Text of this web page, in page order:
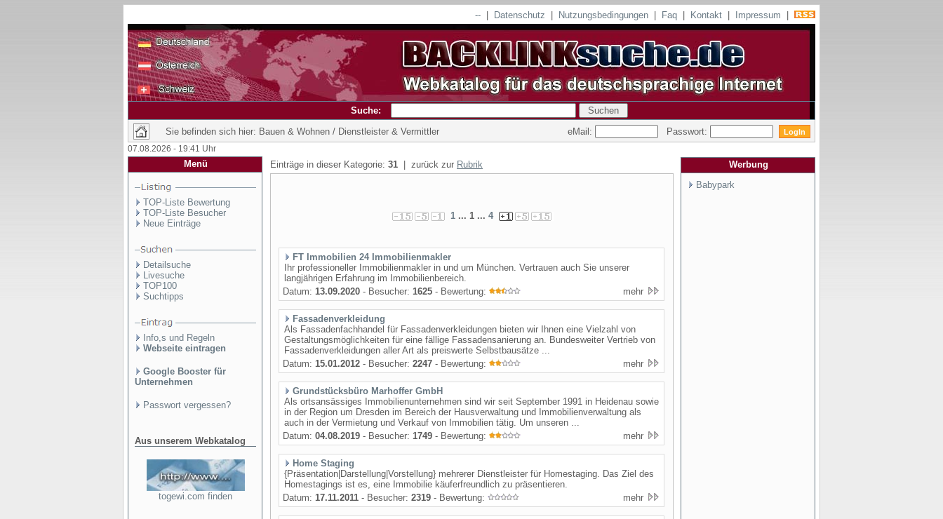
-- Datenschutz Nutzungsbedingungen Faq Kontakt Impressum
Suche:
Sie befinden sich hier: Bauen & Wohnen / Dienstleister & Vermittler
eMail: Passwort:
07.08.2026 - 19:41 Uhr
Menü
TOP-Liste Bewertung
TOP-Liste Besucher
Neue Einträge
Detailsuche
Livesuche
TOP100
Suchtipps
Info,s und Regeln
Webseite eintragen
Google Booster für
Unternehmen
Passwort vergessen?
Aus unserem Webkatalog
togewi.com finden
Einträge in dieser Kategorie: 31 | zurück zur Rubrik
1... 1 ... 4
FT Immobilien 24 Immobilienmakler
Ihr professioneller Immobilienmakler in und um München. Vertrauen auch Sie unserer
langjährigen Erfahrung im Immobilienbereich.
Datum: 13.09.2020 - Besucher: 1625 - Bewertung: mehr
Fassadenverkleidung
Als Fassadenfachhandel für Fassadenverkleidungen bieten wir Ihnen eine Vielzahl von
Gestaltungsmöglichkeiten für eine fällige Fassadensanierung an. Bundesweiter Vertrieb von
Fassadenverkleidungen aller Art als preiswerte Selbstbausätze ...
Datum: 15.01.2012 - Besucher: 2247 - Bewertung: mehr
Grundstücksbüro Marhoffer GmbH
Als ortsansässiges Immobilienunternehmen sind wir seit September 1991 in Heidenau sowie
in der Region um Dresden im Bereich der Hausverwaltung und Immobilienverwaltung als
auch in der Vermietung und Verkauf von Immobilien tätig. Um unseren ...
Datum: 04.08.2019 - Besucher: 1749 - Bewertung: mehr
Home Staging
{Präsentation|Darstellung|Vorstellung} mehrerer Dienstleister für Homestaging. Das Ziel des
Homestagings ist es, eine Immobilie käuferfreundlich zu präsentieren.
Datum: 17.11.2011 - Besucher: 2319 - Bewertung: mehr
Werbung
Babypark